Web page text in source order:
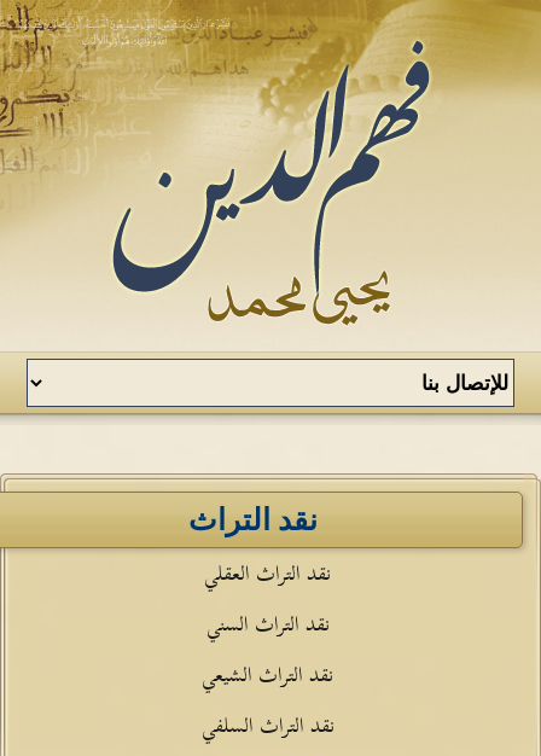
نقد التراث
نقد التراث العقلي
نقد التراث السني
نقد التراث الشيعي
نقد التراث السلفي